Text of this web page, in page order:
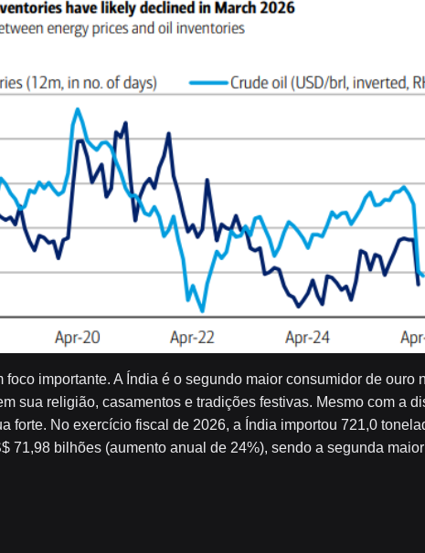
foco importante. A Índia é o segundo maior consumidor de ouro
sua religião, casamentos e tradições festivas. Mesmo com a
forte. No exercício fiscal de 2026, a Índia importou 721,0
71,98 bilhões (aumento anual de 24%), sendo a segunda